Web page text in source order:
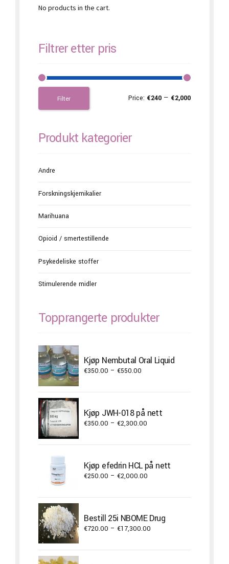
No products in the cart.
Filtrer etter pris
Filter Price: €240 — €2,000
Produkt kategorier
Andre
Forskningskjemikalier
Marihuana
Opioid / smertestillende
Psykedeliske stoffer
Stimulerende midler
Topprangerte produkter
Kjøp Nembutal Oral Liquid
€350.00 – €550.00
€550.00
Kjøp JWH-018 på nett
€350.00 – €2,300.00
€2,300.00
Kjøp efedrin HCL på nett
€250.00 – €2,000.00
€2,000.00
Bestill 25i NBOME Drug
€720.00 – €17,300.00